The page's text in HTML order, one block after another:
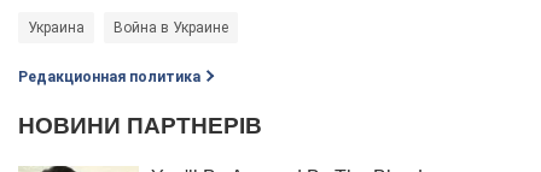
Украина Война в Украине
Редакционная политика